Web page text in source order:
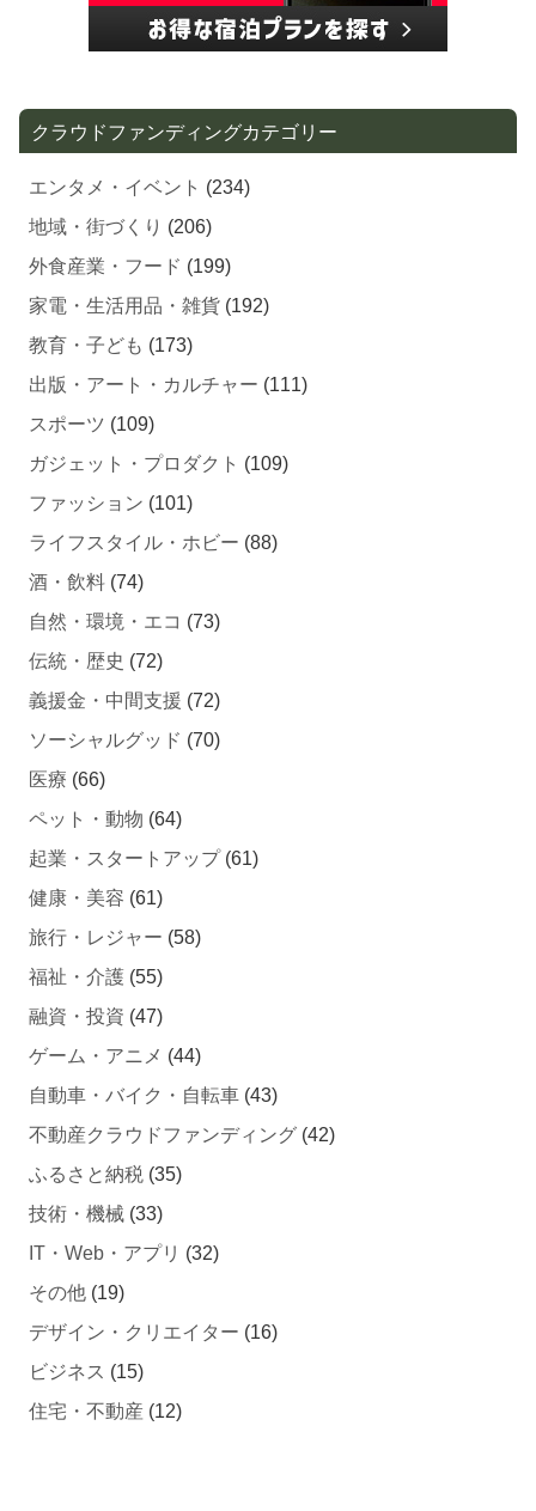
クラウドファンディングカテゴリー
エンタメ・イベント (234)
地域・街づくり (206)
外食産業・フード (199)
家電・生活用品・雑貨 (192)
教育・子ども (173)
出版・アート・カルチャー (111)
スポーツ (109)
ガジェット・プロダクト (109)
ファッション (101)
ライフスタイル・ホビー (88)
酒・飲料 (74)
自然・環境・エコ (73)
伝統・歴史 (72)
義援金・中間支援 (72)
ソーシャルグッド (70)
医療 (66)
ペット・動物 (64)
起業・スタートアップ(61)
健康・美容 (61)
旅行・レジャー (58)
福祉・介護 (55)
融資・投資 (47)
ゲーム・アニメ (44)
自動車・バイク・自転車 (43)
不動産クラウドファンディング (42)
ふるさと納税 (35)
技術・機械 (33)
IT・Web・アプリ (32)
その他 (19)
デザイン・クリエイター (16)
ビジネス (15)
住宅・不動産 (12)